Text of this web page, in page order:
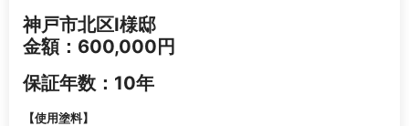
神戸市北区I様邸
金額：600,000円
保証年数：10年
【使用塗料】